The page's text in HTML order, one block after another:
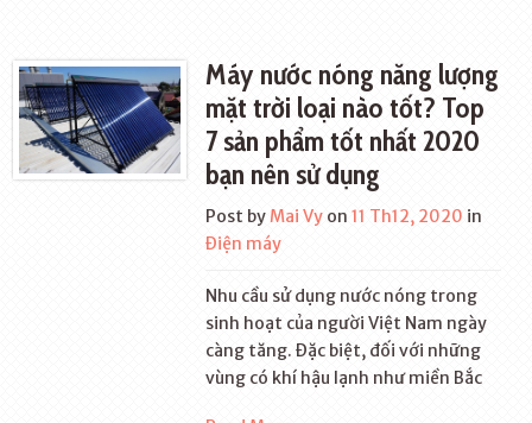
Máy nước nóng năng lượng
mặt trời loại nào tốt? Top
7 sản phẩm tốt nhất 2020
bạn nên sử dụng
Post byMai Vy on11 Th12, 2020 in
Điện máy
Nhu cầu sử dụng nước nóng trong
sinh hoạt của người Việt Nam ngày
càng tăng. Đặc biệt, đối với những
vùng có khí hậu lạnh như miền Bắc